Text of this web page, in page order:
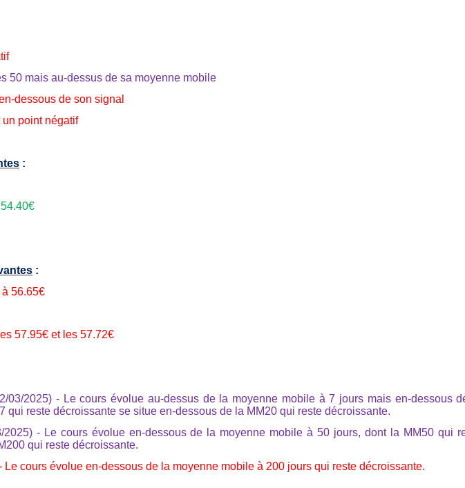
50 mais au-dessus de sa moyenne mobile
dessous de son signal
point négatif
:
:
56.65€
57.95€ et les 57.72€
03/2025) - Le cours évolue au-dessus de la moyenne mobile à 7 jours mais en-dessous
qui reste décroissante se situe en-dessous de la MM20 qui reste décroissante.
- Le cours évolue en-dessous de la moyenne mobile à 50 jours, dont la MM50 qui
qui reste décroissante.
Le cours évolue en-dessous de la moyenne mobile à 200 jours qui reste décroissante.